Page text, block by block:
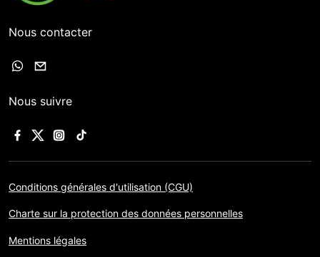
Nous contacter
Nous suivre
Conditions générales d'utilisation (CGU)
Charte sur la protection des données personnelles
Mentions légales